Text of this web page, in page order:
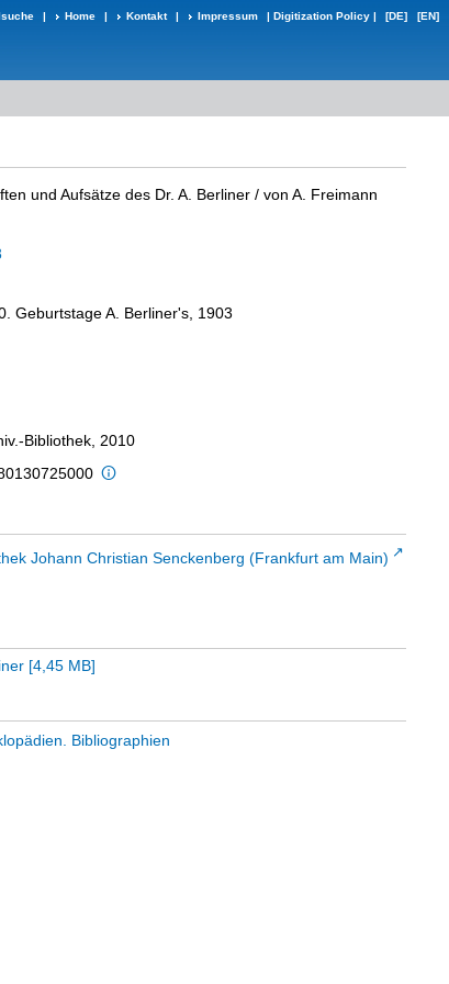
| Home | Kontakt | Impressum | Digitization Policy | [DE] [EN]
und Aufsätze des Dr. A. Berliner / von A. Freimann
Geburtstage A. Berliner's, 1903
Bibliothek, 2010
Johann Christian Senckenberg (Frankfurt am Main)
[4,45 MB]
Bibliographien